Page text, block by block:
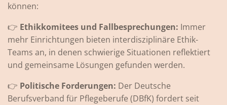
können:
👉 Ethikkomitees und Fallbesprechungen: Immer
mehr Einrichtungen bieten interdisziplinäre Ethik-
Teams an, in denen schwierige Situationen reflektiert
und gemeinsame Lösungen gefunden werden.
👉 Politische Forderungen: Der Deutsche
Berufsverband für Pflegeberufe (DBfK) fordert seit